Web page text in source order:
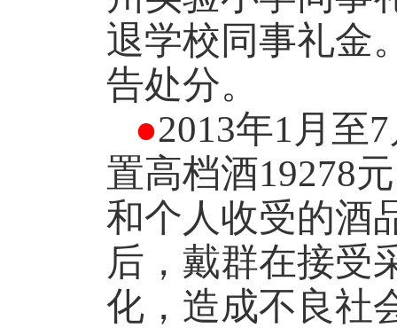
退学校同事礼金
告处分。
●2013年1 月至7
置高档酒19278
和个人收受的酒
后，戴群在接受
化，造成不良社